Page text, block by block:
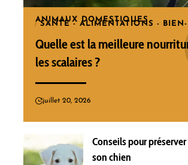
ANIMAUX DOMESTIQUES
SANTÉ - ALIMENTATIONS - BIEN-
Quelle est la meilleure
les scalaires ?
juillet 20, 2026
Conseils pour
son chien